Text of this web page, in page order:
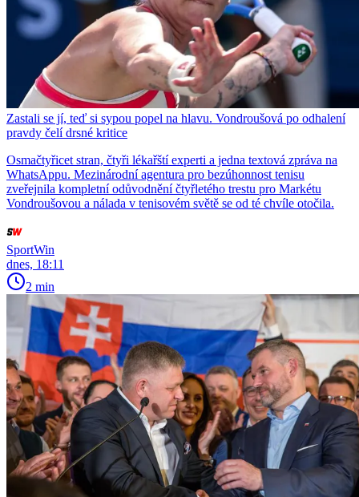
Zastali se jí, teď si sypou popel na hlavu. Vondroušová po odhalení
pravdy čelí drsné kritice
Osmačtyřicet stran, čtyři lékařští experti a jedna textová zpráva na
WhatsAppu. Mezinárodní agentura pro bezúhonnost tenisu
zveřejnila kompletní odůvodnění čtyřletého trestu pro Markétu
Vondroušovou a nálada v tenisovém světě se od té chvíle otočila.
SportWin
dnes, 18:11
2 min